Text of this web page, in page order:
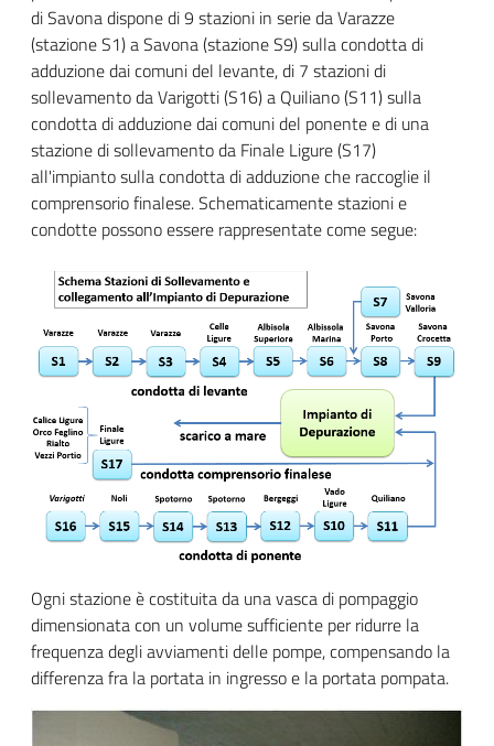
di Savona dispone di 9 stazioni in serie da Varazze
(stazione S1) a Savona (stazione S9) sulla condotta di
adduzione dai comuni del levante, di 7 stazioni di
sollevamento da Varigotti (S16) a Quiliano (S11) sulla
condotta di adduzione dai comuni del ponente e di una
stazione di sollevamento da Finale Ligure (S17)
all'impianto sulla condotta di adduzione che raccoglie il
comprensorio finalese. Schematicamente stazioni e
condotte possono essere rappresentate come segue:
Ogni stazione è costituita da una vasca di pompaggio
dimensionata con un volume sufficiente per ridurre la
frequenza degli avviamenti delle pompe, compensando la
differenza fra la portata in ingresso e la portata pompata.